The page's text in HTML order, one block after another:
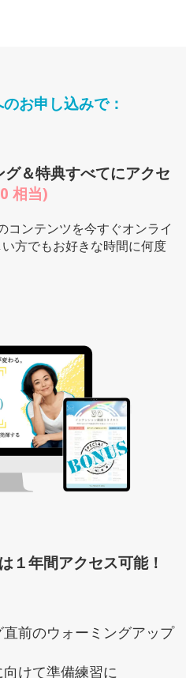
お申し込みで：
＆特典すべてにアクセ
相当)
コンテンツを今すぐオンライ
方でもお好きな時間に何度
１年間アクセス可能！
前のウォーミングアップ
けて準備練習に